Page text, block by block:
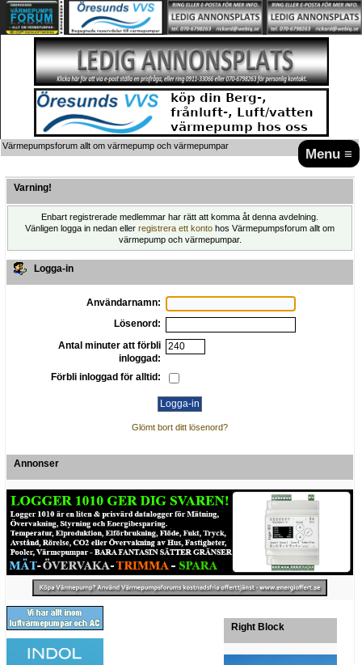
Menu ≡
Värmepumpsforum allt om värmepump och värmepumpar
Varning!
Enbart registrerade medlemmar har rätt att komma åt denna avdelning.
Vänligen logga in nedan eller registrera ett konto hos Värmepumpsforum allt om
värmepump och värmepumpar.
Logga-in
Användarnamn:
Lösenord:
Antal minuter att förbli
inloggad:
Förbli inloggad för alltid:
Glömt bort ditt lösenord?
Annonser
Right Block